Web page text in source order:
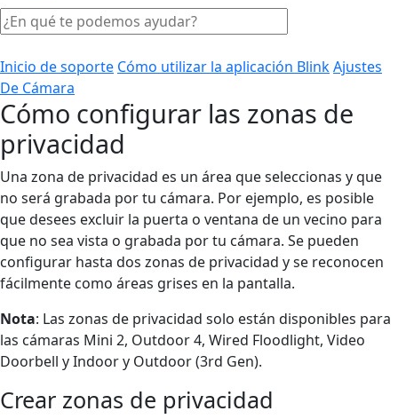
Inicio de soporte Cómo utilizar la aplicación BlinkAjustes
De Cámara
Cómo configurar las zonas de
privacidad
Una zona de privacidad es un área que seleccionas y que
no será grabada por tu cámara. Por ejemplo, es posible
que desees excluir la puerta o ventana de un vecino para
que no sea vista o grabada por tu cámara. Se pueden
configurar hasta dos zonas de privacidad y se reconocen
fácilmente como áreas grises en la pantalla.
Nota: Las zonas de privacidad solo están disponibles para
las cámaras Mini 2, Outdoor 4, Wired Floodlight, Video
Doorbell y Indoor y Outdoor (3rd Gen).
Crear zonas de privacidad